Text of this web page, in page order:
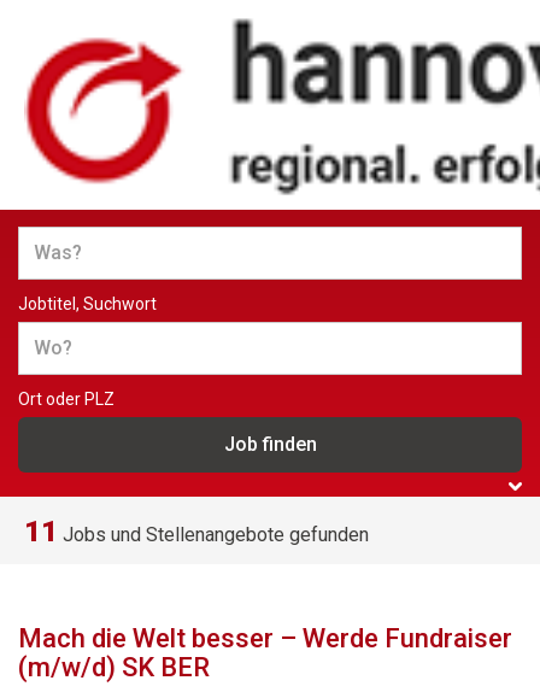
Jobs und Stellenangebote in
Hannover
Jobtitel, Suchwort
Ort oder PLZ
11 Jobs und Stellenangebote gefunden
Mach die Welt besser – Werde Fundraiser
(m/w/d) SK BER